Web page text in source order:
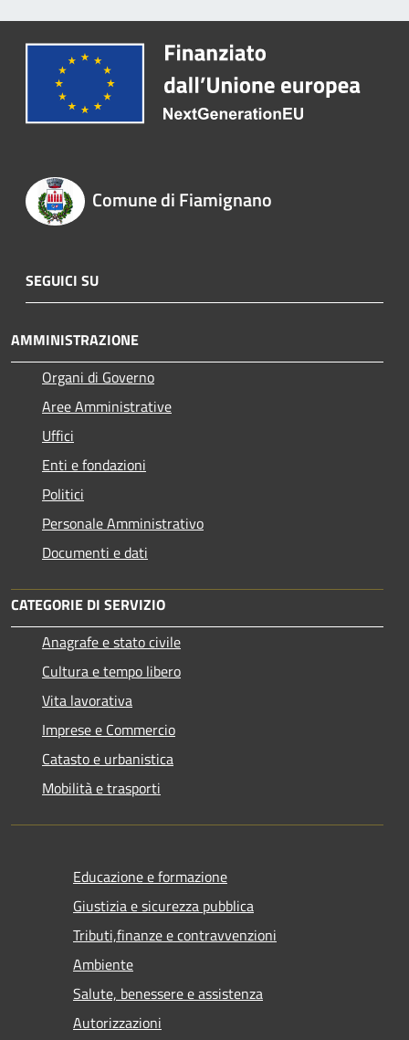
Comune di Fiamignano
SEGUICI SU
AMMINISTRAZIONE
Organi di Governo
Aree Amministrative
Uffici
Enti e fondazioni
Politici
Personale Amministrativo
Documenti e dati
CATEGORIE DI SERVIZIO
Anagrafe e stato civile
Cultura e tempo libero
Vita lavorativa
Imprese e Commercio
Catasto e urbanistica
Mobilità e trasporti
Educazione e formazione
Giustizia e sicurezza pubblica
Tributi,finanze e contravvenzioni
Ambiente
Salute, benessere e assistenza
Autorizzazioni